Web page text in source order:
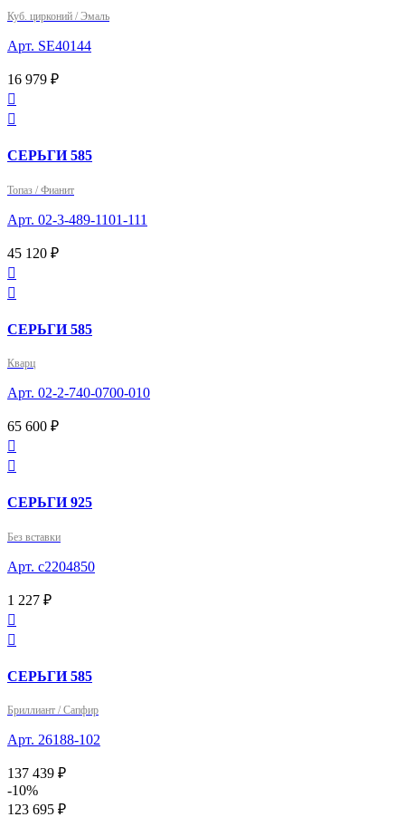
Куб. цирконий / Эмаль
Арт. SE40144
16 979 ₽


СЕРЬГИ 585
Топаз / Фианит
Арт. 02-3-489-1101-111
45 120 ₽


СЕРЬГИ 585
Кварц
Арт. 02-2-740-0700-010
65 600 ₽


СЕРЬГИ 925
Без вставки
Арт. с2204850
1 227 ₽


СЕРЬГИ 585
Бриллиант / Сапфир
Арт. 26188-102
137 439 ₽
-10%
123 695 ₽